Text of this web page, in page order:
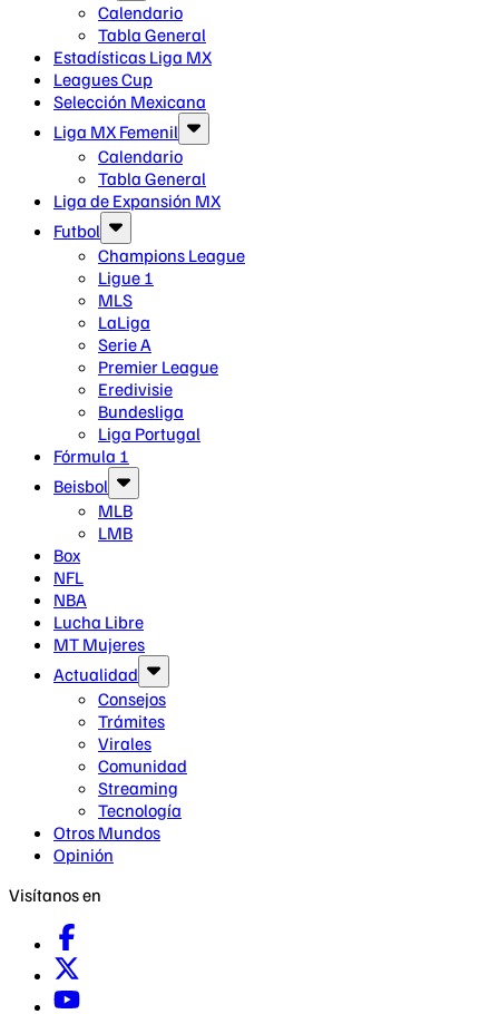
Calendario
Tabla General
Estadísticas Liga MX
Leagues Cup
Selección Mexicana
Liga MX Femenil
Calendario
Tabla General
Liga de Expansión MX
Futbol
Champions League
Ligue 1
MLS
LaLiga
Serie A
Premier League
Eredivisie
Bundesliga
Liga Portugal
Fórmula 1
Beisbol
MLB
LMB
Box
NFL
NBA
Lucha Libre
MT Mujeres
Actualidad
Consejos
Trámites
Virales
Comunidad
Streaming
Tecnología
Otros Mundos
Opinión
Visítanos en